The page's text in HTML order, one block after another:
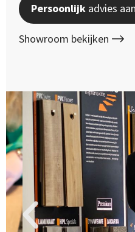
Persoonlijk advies
Showroom bekijken